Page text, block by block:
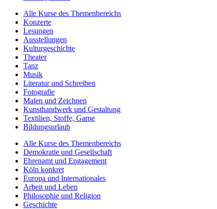
Alle Kurse des Themenbereichs
Konzerte
Lesungen
Ausstellungen
Kulturgeschichte
Theater
Tanz
Musik
Literatur und Schreiben
Fotografie
Malen und Zeichnen
Kunsthandwerk und Gestaltung
Textilien, Stoffe, Garne
Bildungsurlaub
Alle Kurse des Themenbereichs
Demokratie und Gesellschaft
Ehrenamt und Engagement
Köln konkret
Europa und Internationales
Arbeit und Leben
Philosophie und Religion
Geschichte